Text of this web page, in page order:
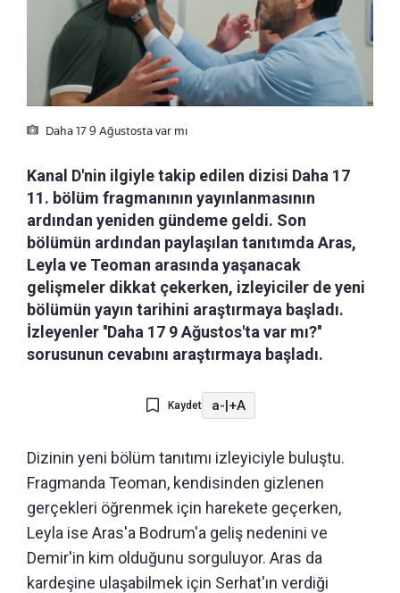
Daha 17 9 Ağustosta var mı
Kanal D'nin ilgiyle takip edilen dizisi Daha 17
11. bölüm fragmanının yayınlanmasının
ardından yeniden gündeme geldi. Son
bölümün ardından paylaşılan tanıtımda Aras,
Leyla ve Teoman arasında yaşanacak
gelişmeler dikkat çekerken, izleyiciler de yeni
bölümün yayın tarihini araştırmaya başladı.
İzleyenler ''Daha 17 9 Ağustos'ta var mı?''
sorusunun cevabını araştırmaya başladı.
Kaydet a-|+A
Dizinin yeni bölüm tanıtımı izleyiciyle buluştu.
Fragmanda Teoman, kendisinden gizlenen
gerçekleri öğrenmek için harekete geçerken,
Leyla ise Aras'a Bodrum'a geliş nedenini ve
Demir'in kim olduğunu sorguluyor. Aras da
kardeşine ulaşabilmek için Serhat'ın verdiği